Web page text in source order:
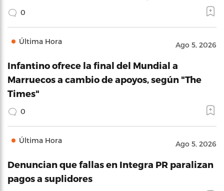
0
Última Hora Ago 5, 2026
Infantino ofrece la final del Mundial a
Marruecos a cambio de apoyos, según "The
Times"
0
Última Hora Ago 5, 2026
Denuncian que fallas en Integra PR paralizan
pagos a suplidores